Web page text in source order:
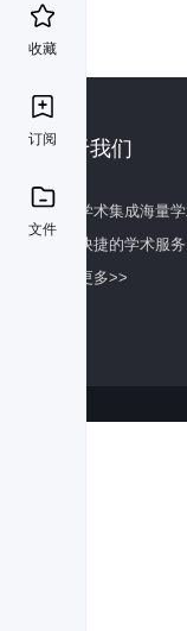
收藏
订阅
文件
关于我们
百度学术集成海量
全面快捷的学术服
了解更多>>